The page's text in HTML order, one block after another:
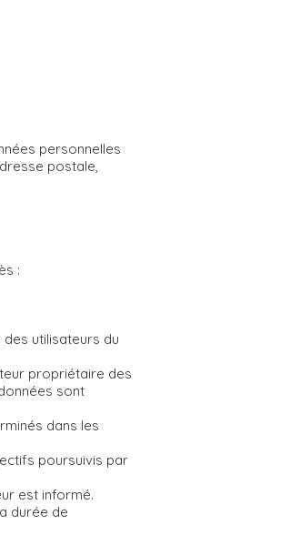
personnelles
postale,
:
utilisateurs du
propriétaire des
sont
dans les
poursuivis par
est informé.
durée de